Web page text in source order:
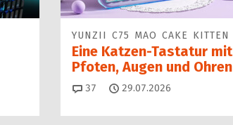
YUNZII C75 MAO CAKE KITTEN
Eine Katzen-Tastatur mit
Pfoten, Augen und Ohren
37 Kommentare
29.07.2026